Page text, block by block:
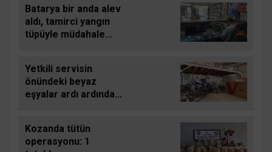
Batarya bir anda alev
aldı, tamirci yangın
tüpüyle müdahale
Yetkili servisin
önündeki beyaz
eşyalar ardı ardında
Kozanda tütün
operasyonu: 1